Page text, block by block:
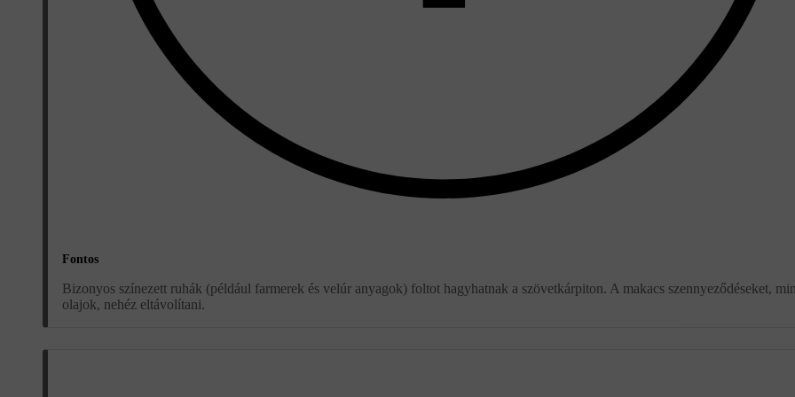
Fontos
Bizonyos színezett ruhák (például farmerek és velúr anyagok) foltot hagyhatnak a szövetkárpiton. A makacs szennyeződéseket,
olajok, nehéz eltávolítani.